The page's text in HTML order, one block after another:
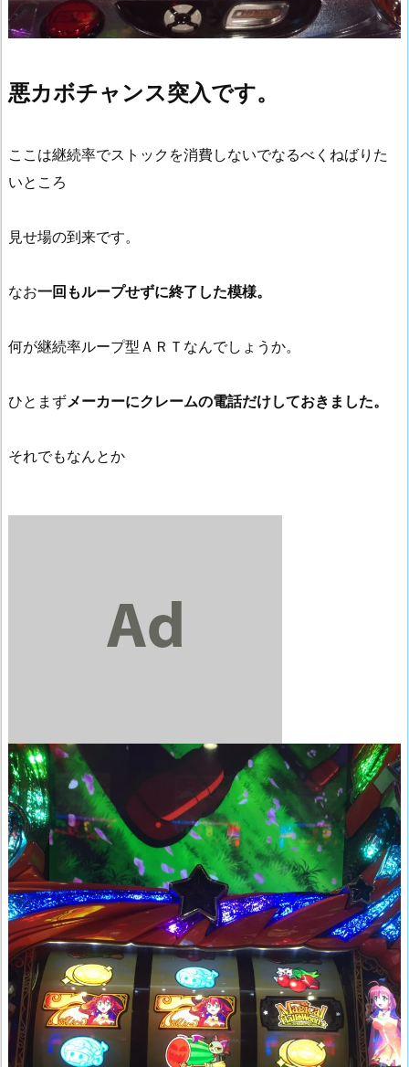
悪カボチャンス突入です。
ここは継続率でストックを消費しないでなるべくねばりた
いところ
見せ場の到来です。
なお一回もループせずに終了した模様。
何が継続率ループ型ＡＲＴなんでしょうか。
ひとまずメーカーにクレームの電話だけしておきました。
それでもなんとか